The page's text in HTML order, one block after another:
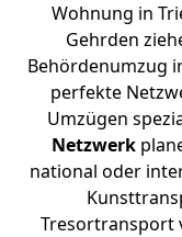
Wohnung in
Gehrden
Behördenumzug
perfekte
Umzügen
Netzwerk
national oder
Tresortransport